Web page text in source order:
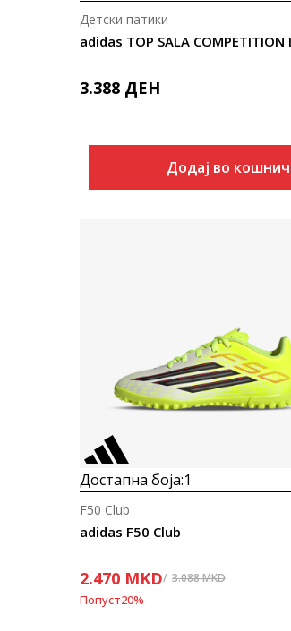
adidas TOP SALA COMPETITION
Детски патики
3.388 ДЕН
Додај во
Uporedi
Достапна боја:1
adidas F50 Club
F50 Club
2.470 MKD 3.088MKD
Попуст20%